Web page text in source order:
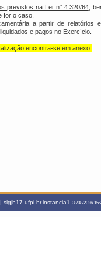
previstos na Lei n° 4.320/64,
for o caso.
a partir de relatórios
e pagos no Exercício.
encontra-se em anexo.
sigjb17.ufpi.br.instancia1 08/08/2026